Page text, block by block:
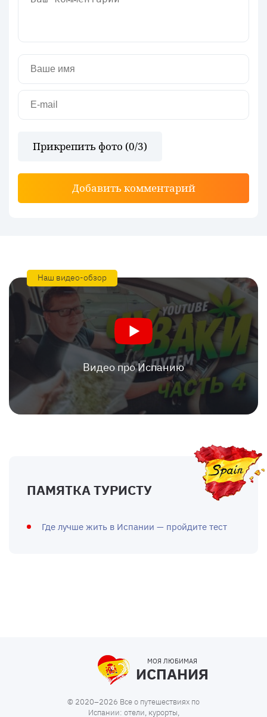
Прикрепить фото (0/3)
Добавить комментарий
Наш видео-обзор
Видео про Испанию
ПАМЯТКА ТУРИСТУ
Где лучше жить в Испании — пройдите тест
МОЯ ЛЮБИМАЯ
ИСПАНИЯ
© 2020–2026 Все о путешествиях по
Испании: отели, курорты,